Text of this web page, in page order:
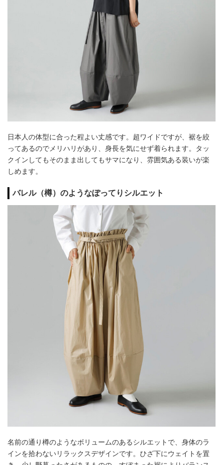
日本人の体型に合った程よい丈感です。超ワイドですが、裾を絞
ってあるのでメリハリがあり、身長を気にせず着られます。タッ
クインしてもそのまま出してもサマになり、雰囲気ある装いが楽
しめます。
バレル（樽）のようなぽってりシルエット
名前の通り樽のようなボリュームのあるシルエットで、身体のラ
インを拾わないリラックスデザインです。ひざ下にウェイトを置